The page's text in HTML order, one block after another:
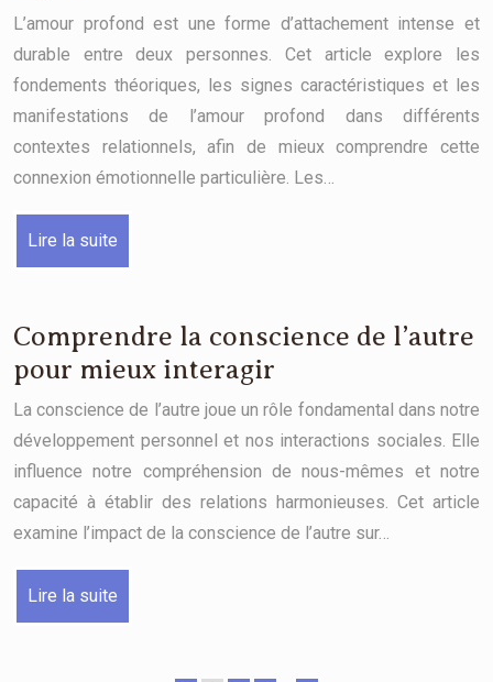
L’amour profond est une forme d’attachement intense et
durable entre deux personnes. Cet article explore les
fondements théoriques, les signes caractéristiques et les
manifestations de l’amour profond dans différents
contextes relationnels, afin de mieux comprendre cette
connexion émotionnelle particulière. Les…
Lire la suite
Comprendre la conscience de l’autre
pour mieux interagir
La conscience de l’autre joue un rôle fondamental dans notre
développement personnel et nos interactions sociales. Elle
influence notre compréhension de nous-mêmes et notre
capacité à établir des relations harmonieuses. Cet article
examine l’impact de la conscience de l’autre sur…
Lire la suite